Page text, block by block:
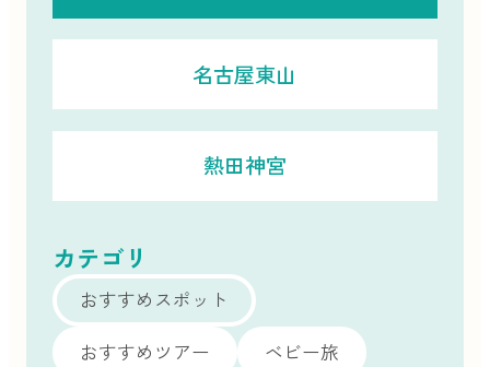
名古屋東山
熱田神宮
カテゴリ
おすすめスポット
おすすめツアー
ベビー旅